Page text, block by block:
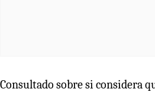
Consultado sobre si considera